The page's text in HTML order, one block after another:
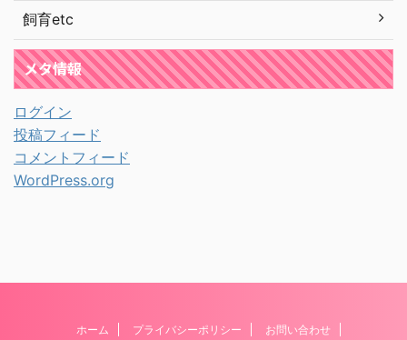
飼育etc
メタ情報
ログイン
投稿フィード
コメントフィード
WordPress.org
ホーム プライバシーポリシー お問い合わせ